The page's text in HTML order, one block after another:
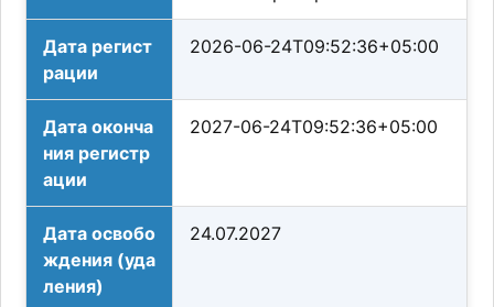
Дата регист
рации
2026-06-24T09:52:36+05:00
Дата оконча
ния регистр
ации
2027-06-24T09:52:36+05:00
Дата освобо
ждения (уда
ления)
24.07.2027